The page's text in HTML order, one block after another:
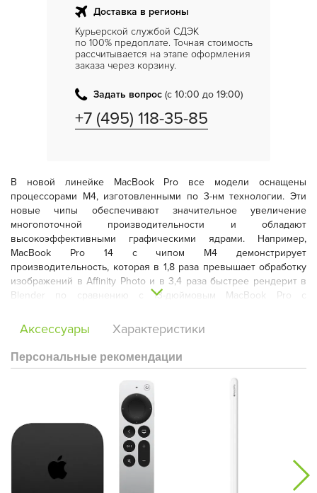
Доставка в регионы
Курьерской службой СДЭК
по 100% предоплате. Точная стоимость
рассчитывается на этапе оформления
заказа через корзину.
Задать вопрос (с 10:00 до 19:00)
+7 (495) 118-35-85
В новой линейке MacBook Pro все модели оснащены
процессорами M4, изготовленными по 3-нм технологии. Эти
новые чипы обеспечивают значительное увеличение
многопоточной производительности и обладают
высокоэффективными графическими ядрами. Например,
MacBook Pro 14 с чипом M4 демонстрирует
производительность, которая в 1,8 раза превышает обработку
изображений в Affinity Photo и в 3,4 раза быстрее рендерит в
Blender по сравнению с 13-дюймовым MacBook Pro с
Модель MacBook Pro 14 будет комплектоваться минимум 16 Гб
оперативной памяти и будет доступна в различных вариантах:
Аксессуары Характеристики
Персональные рекомендации